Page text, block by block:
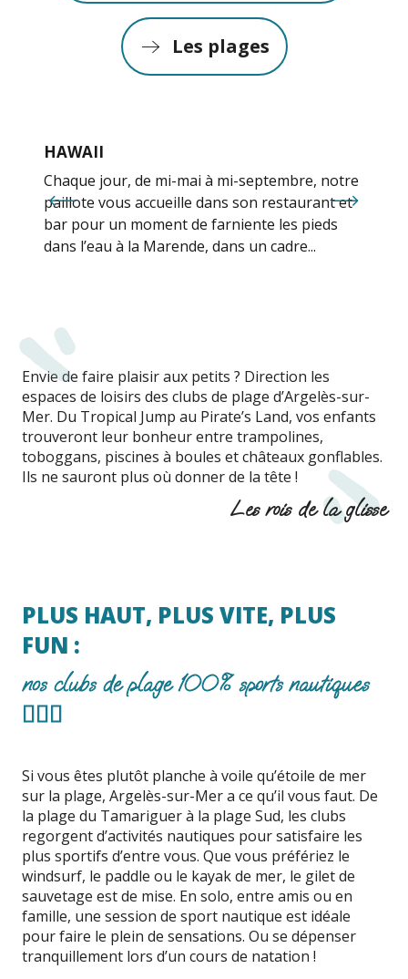
Les plages
HAWAII
Chaque jour, de mi-mai à mi-septembre, notre
paillote vous accueille dans son restaurant et
bar pour un moment de farniente les pieds
dans l’eau à la Marende, dans un cadre...
Envie de faire plaisir aux petits ? Direction les
espaces de loisirs des clubs de plage d’Argelès-sur-
Mer. Du Tropical Jump au Pirate’s Land, vos enfants
trouveront leur bonheur entre trampolines,
toboggans, piscines à boules et châteaux gonflables.
Ils ne sauront plus où donner de la tête !
Les rois de la glisse
PLUS HAUT, PLUS VITE, PLUS
FUN :
nos clubs de plage 100% sports nautiques
🏄🏽‍♂️
Si vous êtes plutôt planche à voile qu’étoile de mer
sur la plage, Argelès-sur-Mer a ce qu’il vous faut. De
la plage du Tamariguer à la plage Sud, les clubs
regorgent d’activités nautiques pour satisfaire les
plus sportifs d’entre vous. Que vous préfériez le
windsurf, le paddle ou le kayak de mer, le gilet de
sauvetage est de mise. En solo, entre amis ou en
famille, une session de sport nautique est idéale
pour faire le plein de sensations. Ou se dépenser
tranquillement lors d’un cours de natation !